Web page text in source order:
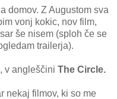
domov. Z Augustom sva
vonj kokic, nov film,
še nisem (sploh če se
trailerja).
v angleščini The Circle.
nekaj filmov, ki so me